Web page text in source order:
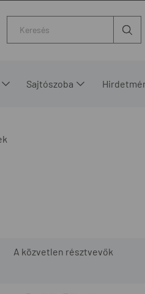
Sajtószoba
A közvetlen résztvevők